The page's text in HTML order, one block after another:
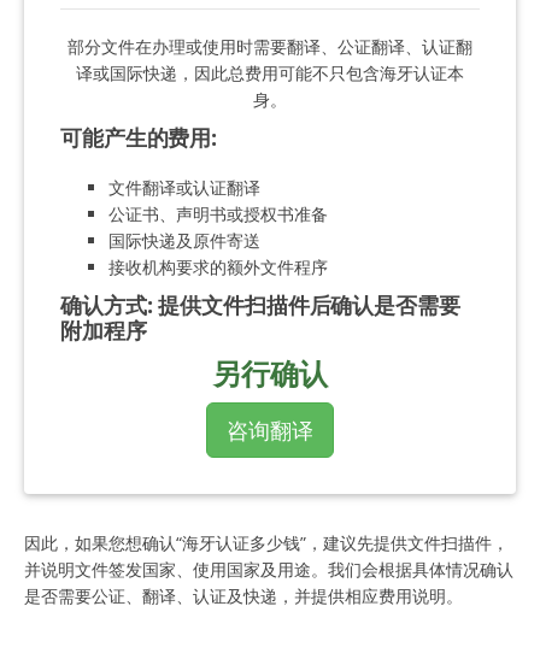
部分文件在办理或使用时需要翻译、公证翻译、认证翻
译或国际快递，因此总费用可能不只包含海牙认证本
身。
可能产生的费用:
文件翻译或认证翻译
公证书、声明书或授权书准备
国际快递及原件寄送
接收机构要求的额外文件程序
确认方式:提供文件扫描件后确认是否需要
附加程序
另行确认
咨询翻译
因此，如果您想确认“海牙认证多少钱”，建议先提供文件扫描件，
并说明文件签发国家、使用国家及用途。我们会根据具体情况确认
是否需要公证、翻译、认证及快递，并提供相应费用说明。